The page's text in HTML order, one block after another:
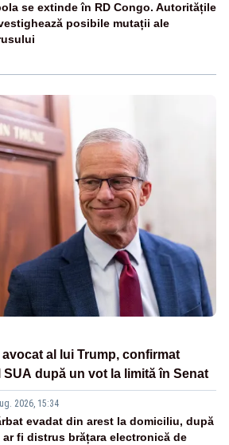
se extinde în RD Congo. Autoritățile
posibile mutații ale
al lui Trump, confirmat
după un vot la limită în Senat
2026, 15:34
evadat din arest la domiciliu, după
ar fi distrus brățara electronică de